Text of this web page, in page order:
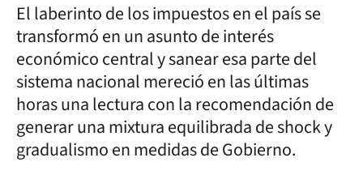
El laberinto de los impuestos en el país se
transformó en un asunto de interés
económico central y sanear esa parte del
sistema nacional mereció en las últimas
horas una lectura con la recomendación de
generar una mixtura equilibrada de shock y
gradualismo en medidas de Gobierno.